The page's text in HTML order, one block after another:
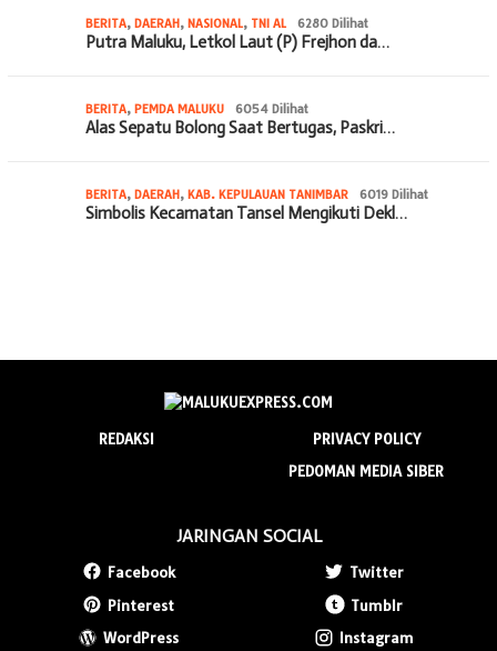
BERITA, DAERAH, NASIONAL, TNI AL 6280 Dilihat
Putra Maluku, Letkol Laut (P) Frejhon da…
BERITA, PEMDA MALUKU 6054 Dilihat
Alas Sepatu Bolong Saat Bertugas, Paskri…
BERITA, DAERAH, KAB. KEPULAUAN TANIMBAR 6019 Dilihat
Simbolis Kecamatan Tansel Mengikuti Dekl…
REDAKSI
PRIVACY POLICY
PEDOMAN MEDIA SIBER
JARINGAN SOCIAL
Facebook
Twitter
Pinterest
Tumblr
WordPress
Instagram